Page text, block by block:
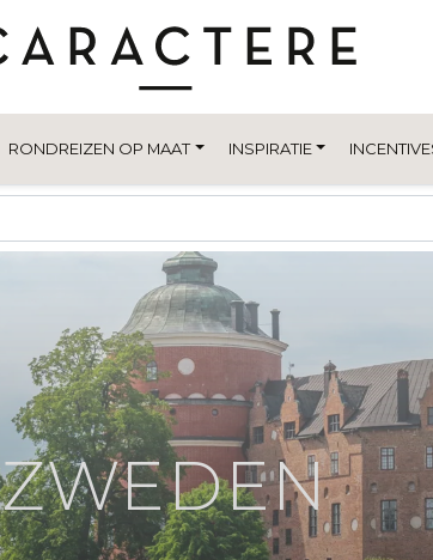
RONDREIZEN OP MAAT INSPIRATIE
ZWEDEN